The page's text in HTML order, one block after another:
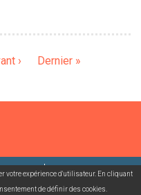
›
Dernière
Dernier »
légales Contact
votre expérience d'utilisateur. En cliquant
de définir des cookies.